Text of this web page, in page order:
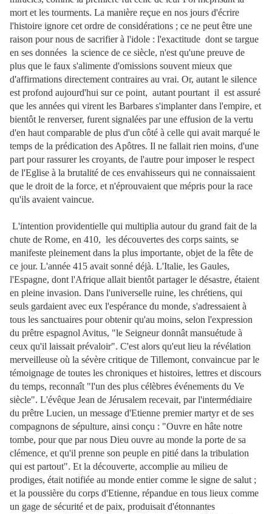
mort et les tourments. La manière reçue en nos jours d'écrire
l'histoire ignore cet ordre de considérations ; ce ne peut être une
raison pour nous de sacrifier à l'idole : l'exactitude dont se targue
en ses données la science de ce siècle, n'est qu'une preuve de
plus que le faux s'alimente d'omissions souvent mieux que
d'affirmations directement contraires au vrai. Or, autant le silence
est profond aujourd'hui sur ce point, autant pourtant il est assuré
que les années qui virent les Barbares s'implanter dans l'empire, et
bientôt le renverser, furent signalées par une effusion de la vertu
d'en haut comparable de plus d'un côté à celle qui avait marqué le
temps de la prédication des Apôtres. Il ne fallait rien moins, d'une
part pour rassurer les croyants, de l'autre pour imposer le respect
de l'Eglise à la brutalité de ces envahisseurs qui ne connaissaient
que le droit de la force, et n'éprouvaient que mépris pour la race
qu'ils avaient vaincue.
L'intention providentielle qui multiplia autour du grand fait de la
chute de Rome, en 410, les découvertes des corps saints, se
manifeste pleinement dans la plus importante, objet de la fête de
ce jour. L'année 415 avait sonné déjà. L'Italie, les Gaules,
l'Espagne, dont l'Afrique allait bientôt partager le désastre, étaient
en pleine invasion. Dans l'universelle ruine, les chrétiens, qui
seuls gardaient avec eux l'espérance du monde, s'adressaient à
tous les sanctuaires pour obtenir qu'au moins, selon l'expression
du prêtre espagnol Avitus, "le Seigneur donnât mansuétude à
ceux qu'il laissait prévaloir". C'est alors qu'eut lieu la révélation
merveilleuse où la sévère critique de Tillemont, convaincue par le
témoignage de toutes les chroniques et histoires, lettres et discours
du temps, reconnaît "l'un des plus célèbres événements du Ve
siècle". L'évêque Jean de Jérusalem recevait, par l'intermédiaire
du prêtre Lucien, un message d'Etienne premier martyr et de ses
compagnons de sépulture, ainsi conçu : "Ouvre en hâte notre
tombe, pour que par nous Dieu ouvre au monde la porte de sa
clémence, et qu'il prenne son peuple en pitié dans la tribulation
qui est partout". Et la découverte, accomplie au milieu de
prodiges, était notifiée au monde entier comme le signe de salut ;
et la poussière du corps d'Etienne, répandue en tous lieux comme
un gage de sécurité et de paix, produisait d'étonnantes